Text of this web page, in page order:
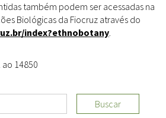
também podem ser acessadas na
Biológicas da Fiocruz através do
index?ethnobotany.
14850
Buscar